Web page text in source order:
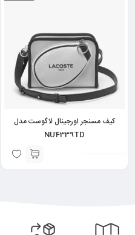
کیف مسنجر اورجینال لاگوست مدل
NU4339TD